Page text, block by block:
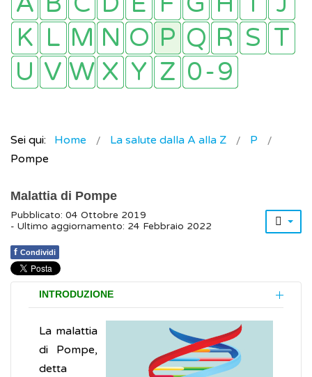
Sei qui: Home La salute dalla A alla Z
P
Pompe
Malattia di Pompe
Pubblicato: 04 Ottobre 2019
- Ultimo aggiornamento: 24 Febbraio 2022
f Condividi
INTRODUZIONE
La malattia
di Pompe,
detta